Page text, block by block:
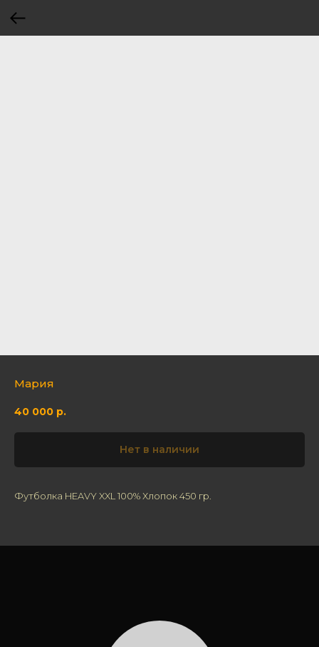
Мария
40 000 р.
Нет в наличии
Футболка HEAVY XXL 100% Хлопок 450 гр.